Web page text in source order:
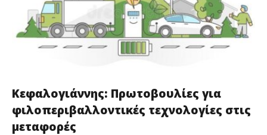
Κεφαλογιάννης: Πρωτοβουλίες για
φιλοπεριβαλλοντικές τεχνολογίες στις
μεταφορές